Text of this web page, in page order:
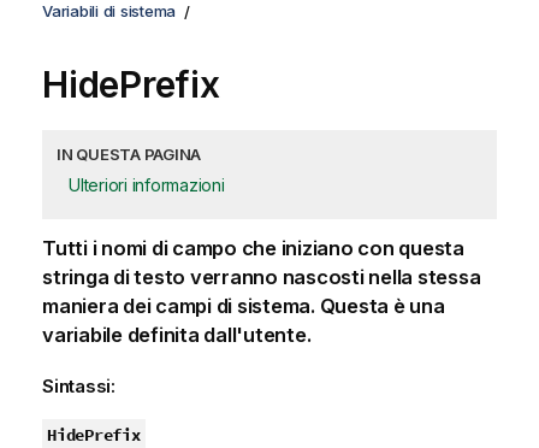
Variabili di sistema
HidePrefix
IN QUESTA PAGINA
Ulteriori informazioni
Tutti i nomi di campo che iniziano con questa
stringa di testo verranno nascosti nella stessa
maniera dei campi di sistema. Questa è una
variabile definita dall'utente.
Sintassi:
HidePrefix